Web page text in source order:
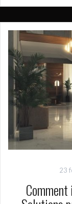
23